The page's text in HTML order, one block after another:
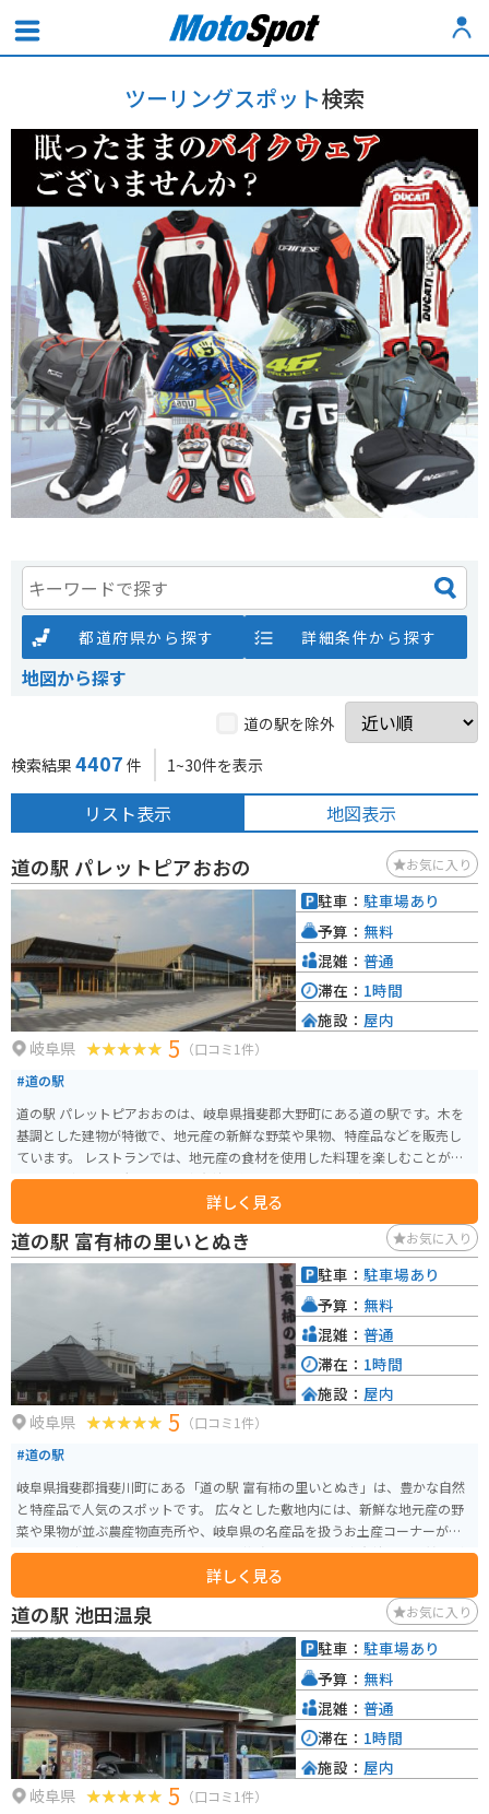
ツーリングスポット検索
都道府県から探す 詳細条件から探す
地図から探す
道の駅を除外
検索結果 4407 件 1~30件を表示
リスト表示 地図表示
道の駅 パレットピアおおの お気に入り
岐阜県 5 （口コミ1件）
#道の駅
道の駅 パレットピアおおのは、岐阜県揖斐郡大野町にある道の駅です。木を
基調とした建物が特徴で、地元産の新鮮な野菜や果物、特産品などを販売し
ています。 レストランでは、地元産の食材を使用した料理を楽しむことがで
きます。中でも、大野町産の富有柿を使ったスイーツは人気です。 バイクで
訪れる場合、道の駅には広い駐車場が完備されているので安心です。周辺に
は、揖斐川堤防や徳山ダムなど、自然豊かな観光スポットも点在しており、
ツーリングの拠点としても最適です。 大野町は柿の生産が盛んで、秋には道
の駅でもたくさんの柿が販売されます。また、富有柿を使ったジュースやジ
詳しく見る
駐車： 駐車場あり
予算： 無料
混雑： 普通
滞在： 1時間
施設： 屋内
道の駅 富有柿の里いとぬき お気に入り
岐阜県 5 （口コミ1件）
#道の駅
岐阜県揖斐郡揖斐川町にある「道の駅 富有柿の里いとぬき」は、豊かな自然
と特産品で人気のスポットです。 広々とした敷地内には、新鮮な地元産の野
菜や果物が並ぶ農産物直売所や、岐阜県の名産品を扱うお土産コーナーがあ
ります。 中でも、この地域で古くから栽培されている「富有柿」は、甘みが
強く濃厚な味わいで、お土産に最適です。 柿を使った加工品も充実してお
り、柿の葉茶や柿ジャムなども人気です。 レストランでは、地元産の食材を
使った料理を楽しむことができます。 特におすすめは、富有柿を使ったスイ
ーツです。 柿ソフトクリームや柿パフェなど、ここでしか味わえないオリジ
ナルメニューが人気を集めています。 道の駅には、広々とした駐車場と休憩
スペースが完備されており、ドライブ中の休憩に最適です。 バイクツーリン
グの休憩ポイントとしても人気があり、多くのライダーが訪れます。 周辺に
は、四季折々の景色が楽しめる自然豊かなスポットがたくさんあります。 春
には、揖斐川沿いを彩る桜並木が美しく、お花見スポットとしても人気で
す。 秋には、山々が赤や黄色に色づき、紅葉狩りを楽しむことができます。
道の駅 富有柿の里いとぬきは、地元の美味しいものを堪能できるだけでな
詳しく見る
駐車： 駐車場あり
予算： 無料
混雑： 普通
滞在： 1時間
施設： 屋内
道の駅 池田温泉 お気に入り
岐阜県 5 （口コミ1件）
駐車： 駐車場あり
予算： 無料
混雑： 普通
滞在： 1時間
施設： 屋内